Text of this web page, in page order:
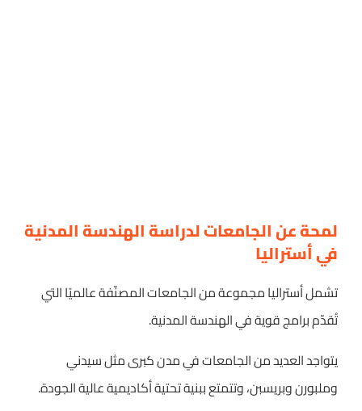
لمحة عن الجامعات لدراسة الهندسة المدنية
في أستراليا
تشمل أستراليا مجموعة من الجامعات المصنّفة عالميًا التي
تُقدّم برامج قوية في الهندسة المدنية.
يتواجد العديد من الجامعات في مدن كبرى مثل سيدني
وملبورن وبريسبن، وتتمتع ببنية تحتية أكاديمية عالية الجودة.